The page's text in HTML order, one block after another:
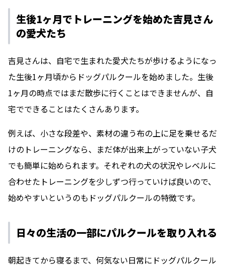
生後1ヶ月でトレーニングを始めた吉見さん
の愛犬たち
吉見さんは、自宅で生まれた愛犬たちが歩けるようになっ
た生後1ヶ月頃からドッグパルクールを始めました。生後
1ヶ月の時点ではまだ散歩に行くことはできませんが、自
宅でできることはたくさんあります。
例えば、小さな段差や、素材の違う布の上に足を乗せるだ
けのトレーニングなら、まだ体が出来上がっていない子犬
でも簡単に始められます。それぞれの犬の状況やレベルに
合わせたトレーニングを少しずつ行っていけば良いので、
始めやすいというのもドッグパルクールの特徴です。
日々の生活の一部にパルクールを取り入れる
朝起きてから寝るまで、何気ない日常にドッグパルクール